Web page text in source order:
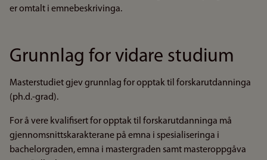
er omtalt i emnebeskrivinga.
Grunnlag for vidare studium
Masterstudiet gjev grunnlag for opptak til forskarutdanninga
(ph.d.-grad).
For å vere kvalifisert for opptak til forskarutdanninga må
gjennomsnittskarakterane på emna i spesialiseringa i
bachelorgraden, emna i mastergraden samt masteroppgåva